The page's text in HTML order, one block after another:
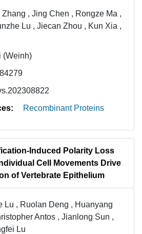
, Jing Chen , Rongze Ma ,
Lu , Jiecan Zhou , Kun Xia ,
(Weinh)
Recombinant Proteins
Induced Polarity Loss
Cell Movements Drive
of Vertebrate Epithelium
Lu , Ruolan Deng , Huanyang
Antos , Jianlong Sun ,
Lu